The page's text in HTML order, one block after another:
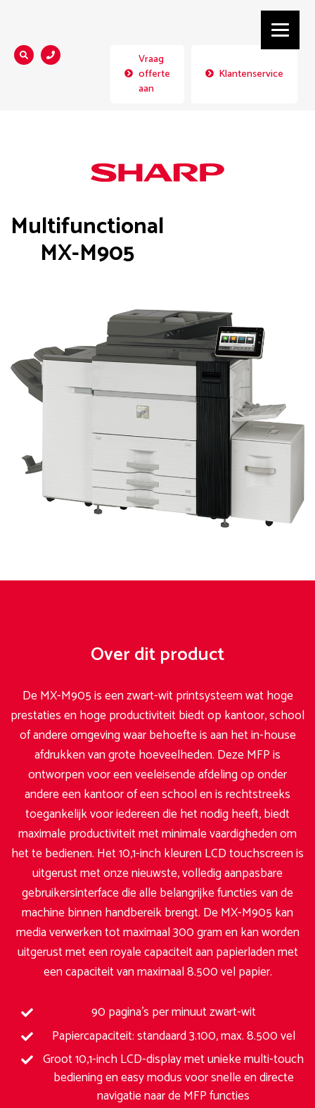
Zoeken...
Vraag
offerte
aan
Klantenservice
Multifunctional
MX-M905
Over dit product
De MX-M905 is een zwart-wit printsysteem wat hoge
prestaties en hoge productiviteit biedt op kantoor, school
of andere omgeving waar behoefte is aan het in-house
afdrukken van grote hoeveelheden. Deze MFP is
ontworpen voor een veeleisende afdeling op onder
andere een kantoor of een school en is rechtstreeks
toegankelijk voor iedereen die het nodig heeft, biedt
maximale productiviteit met minimale vaardigheden om
het te bedienen. Het 10,1-inch kleuren LCD touchscreen is
uitgerust met onze nieuwste, volledig aanpasbare
gebruikersinterface die alle belangrijke functies van de
machine binnen handbereik brengt. De MX-M905 kan
media verwerken tot maximaal 300 gram en kan worden
uitgerust met een royale capaciteit aan papierladen met
een capaciteit van maximaal 8.500 vel papier.
90 pagina’s per minuut zwart-wit
Papiercapaciteit: standaard 3.100, max. 8.500 vel
Groot 10,1-inch LCD-display met unieke multi-touch
bediening en easy modus voor snelle en directe
navigatie naar de MFP functies